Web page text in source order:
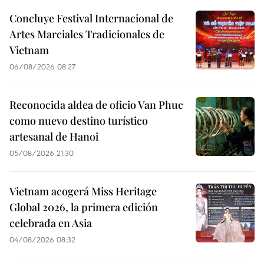
Concluye Festival Internacional de
Artes Marciales Tradicionales de
Vietnam
06/08/2026 08:27
Reconocida aldea de oficio Van Phuc
como nuevo destino turístico
artesanal de Hanoi
05/08/2026 21:30
Vietnam acogerá Miss Heritage
Global 2026, la primera edición
celebrada en Asia
04/08/2026 08:32